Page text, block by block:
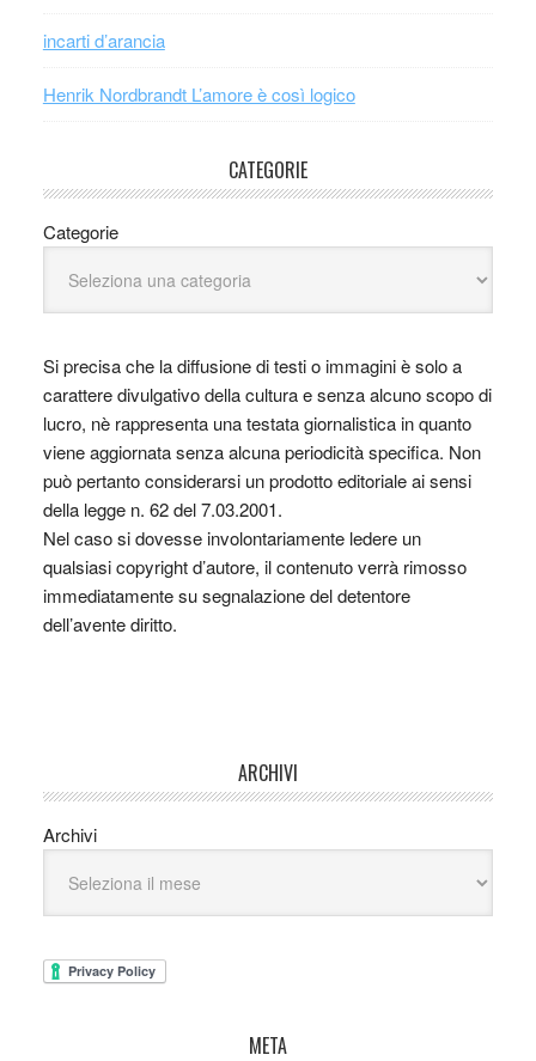
incarti d’arancia
Henrik Nordbrandt L’amore è così logico
CATEGORIE
Categorie
Si precisa che la diffusione di testi o immagini è solo a
carattere divulgativo della cultura e senza alcuno scopo di
lucro, nè rappresenta una testata giornalistica in quanto
viene aggiornata senza alcuna periodicità specifica. Non
può pertanto considerarsi un prodotto editoriale ai sensi
della legge n. 62 del 7.03.2001.
Nel caso si dovesse involontariamente ledere un
qualsiasi copyright d’autore, il contenuto verrà rimosso
immediatamente su segnalazione del detentore
dell’avente diritto.
ARCHIVI
Archivi
META